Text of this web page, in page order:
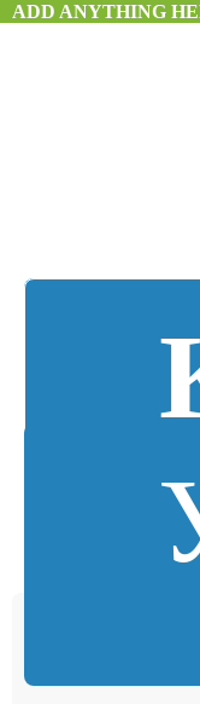
ADD ANYTHING